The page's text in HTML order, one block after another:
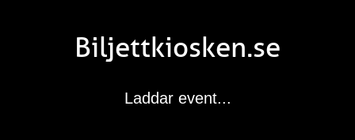
Biljettkiosken.se
Laddar event...